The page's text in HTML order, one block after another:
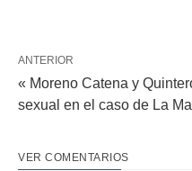
ANTERIOR
« Moreno Catena y
sexual en el caso de La
VER COMENTARIOS